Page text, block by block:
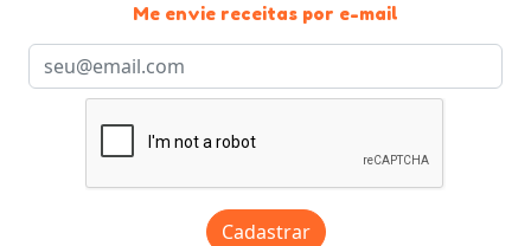
Me envie receitas por e-mail
Cadastrar